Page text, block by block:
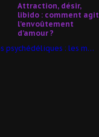
Attraction, désir,
libido : comment agit
l’envoûtement
d’amour ?
Le chamanisme et les psychédéliques : les molécules de l’esprit (1/2)